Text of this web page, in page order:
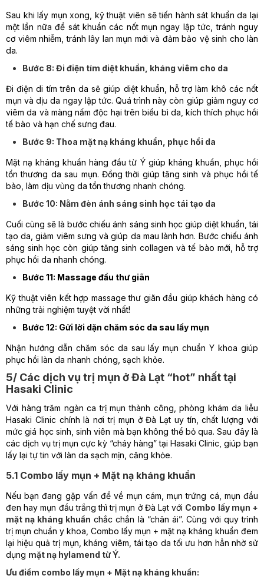
Sau khi lấy mụn xong, kỹ thuật viên sẽ tiến hành sát khuẩn da lại
một lần nữa để sát khuẩn các nốt mụn ngay lập tức, tránh nguy
cơ viêm nhiễm, tránh lây lan mụn mới và đảm bảo vệ sinh cho làn
da.
Bước 8: Đi điện tím diệt khuẩn, kháng viêm cho da
Đi điện di tím trên da sẽ giúp diệt khuẩn, hỗ trợ làm khô các nốt
mụn và dịu da ngay lập tức. Quá trình này còn giúp giảm nguy cơ
viêm da và màng nấm độc hại trên biểu bì da, kích thích phục hồi
tế bào và hạn chế sưng đau.
Bước 9: Thoa mặt nạ kháng khuẩn, phục hồi da
Mặt nạ kháng khuẩn hàng đầu từ Ý giúp kháng khuẩn, phục hồi
tổn thương da sau mụn. Đồng thời giúp tăng sinh và phục hồi tế
bào, làm dịu vùng da tổn thương nhanh chóng.
Bước 10: Nằm đèn ánh sáng sinh học tái tạo da
Cuối cùng sẽ là bước chiếu ánh sáng sinh học giúp diệt khuẩn, tái
tạo da, giảm viêm sưng và giúp da mau lành hơn. Bước chiếu ánh
sáng sinh học còn giúp tăng sinh collagen và tế bào mới, hỗ trợ
phục hồi da nhanh chóng.
Bước 11: Massage đầu thư giãn
​Kỹ thuật viên kết hợp massage thư giãn đầu giúp khách hàng có
những trải nghiệm tuyệt vời nhất!
Bước 12: Gửi lời dặn chăm sóc da sau lấy mụn
​Nhận hướng dẫn chăm sóc da sau lấy mụn chuẩn Y khoa giúp
phục hồi làn da nhanh chóng, sạch khỏe.
5/ Các dịch vụ trị mụn ở Đà Lạt “hot” nhất tại
Hasaki Clinic
Với hàng trăm ngàn ca trị mụn thành công, phòng khám da liễu
Hasaki Clinic chính là nơi trị mụn ở Đà Lạt uy tín, chất lượng với
mức giá học sinh, sinh viên mà bạn không thể bỏ qua. Sau đây là
các dịch vụ trị mụn cực kỳ “cháy hàng” tại Hasaki Clinic, giúp bạn
lấy lại tự tin với làn da sạch mịn, căng khỏe.
5.1 Combo lấy mụn + Mặt nạ kháng khuẩn
Nếu bạn đang gặp vấn đề về mụn cám, mụn trứng cá, mụn đầu
đen hay mụn đầu trắng thìtrị mụn ở Đà Lạt với Combo lấy mụn +
mặt nạ kháng khuẩn chắc chắn là “chân ái”. Cùng với quy trình
trị mụn chuẩn y khoa, Combo lấy mụn + mặt nạ kháng khuẩn đem
lại hiệu quả trị mụn, kháng viêm, tái tạo da tối ưu hơn hẳn nhờ sử
dụng mặt nạ hylamend từ Ý.
Ưu điểm combo lấy mụn + Mặt nạ kháng khuẩn: